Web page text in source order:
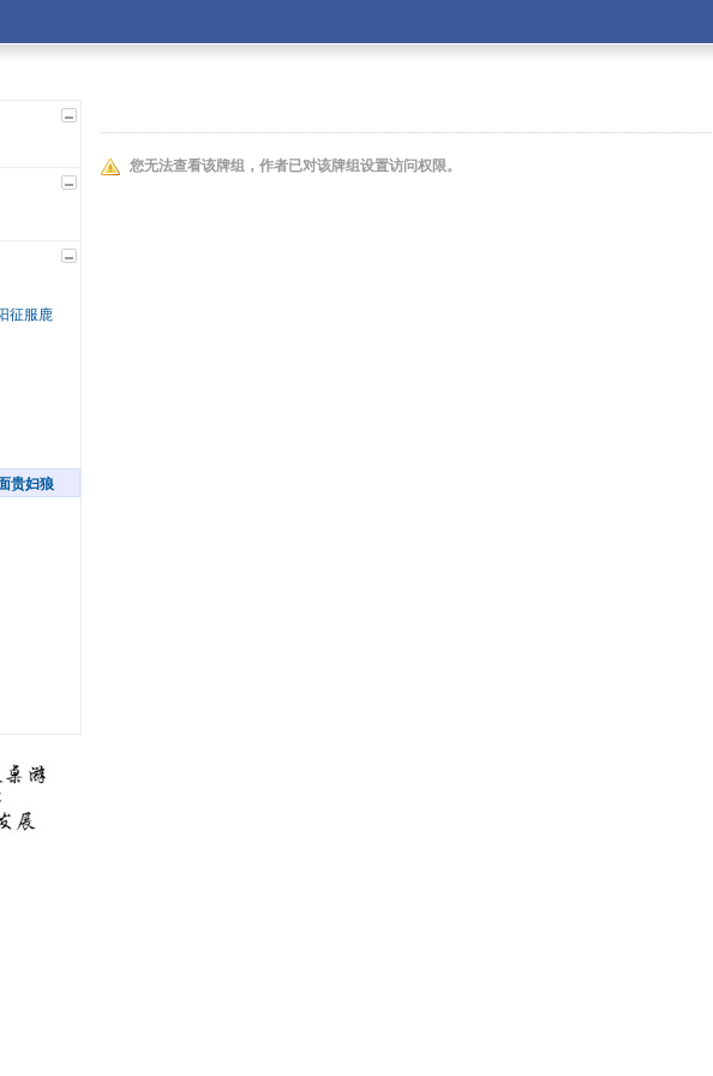
记住我
征服鹿
贵妇狼
您无法查看该牌组，作者已对该牌组设置访问权限。